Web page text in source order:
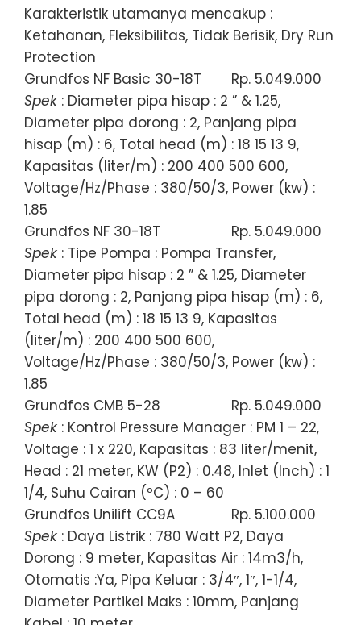
Karakteristik utamanya mencakup :
Ketahanan, Fleksibilitas, Tidak Berisik, Dry Run
Protection
Grundfos NF Basic 30-18T
Rp. 5.049.000
Spek : Diameter pipa hisap : 2 ” & 1.25,
Diameter pipa dorong : 2, Panjang pipa
hisap (m) : 6, Total head (m) : 18 15 13 9,
Kapasitas (liter/m) : 200 400 500 600,
Voltage/Hz/Phase : 380/50/3, Power (kw) :
1.85
Grundfos NF 30-18T
Rp. 5.049.000
Spek : Tipe Pompa : Pompa Transfer,
Diameter pipa hisap : 2 ” & 1.25, Diameter
pipa dorong : 2, Panjang pipa hisap (m) : 6,
Total head (m) : 18 15 13 9, Kapasitas
(liter/m) : 200 400 500 600,
Voltage/Hz/Phase : 380/50/3, Power (kw) :
1.85
Grundfos CMB 5-28
Rp. 5.049.000
Spek : Kontrol Pressure Manager : PM 1 – 22,
Voltage : 1 x 220, Kapasitas : 83 liter/menit,
Head : 21 meter, KW (P2) : 0.48, Inlet (Inch) : 1
1/4, Suhu Cairan (ºC) : 0 – 60
Grundfos Unilift CC9A
Rp. 5.100.000
Spek : Daya Listrik : 780 Watt P2, Daya
Dorong : 9 meter, Kapasitas Air : 14m3/h,
Otomatis :Ya, Pipa Keluar : 3/4″, 1″, 1-1/4,
Diameter Partikel Maks : 10mm, Panjang